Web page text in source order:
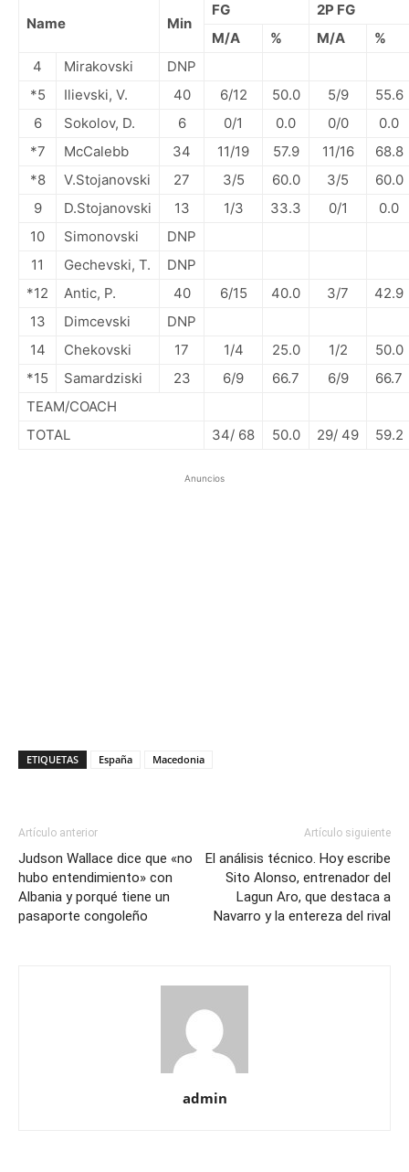
Name Min
FG
2P FG
M/A
% M/A
%
4
Mirakovski
DNP
*5
Ilievski, V. 40 6/12 50.0 5/9
55.6
6
Sokolov, D. 6 0/1 0.0 0/0
0.0
*7
McCalebb 34 11/19 57.9 11/16
68.8
*8
V.Stojanovski 27 3/5 60.0 3/5
60.0
9
D.Stojanovski 13 1/3 33.3 0/1
0.0
10
Simonovski
DNP
11
Gechevski, T.
DNP
*12
Antic, P. 40 6/15 40.0 3/7
42.9
13
Dimcevski
DNP
14
Chekovski 17 1/4 25.0 1/2
50.0
*15
Samardziski 23 6/9 66.7 6/9
66.7
TEAM/COACH
TOTAL
34/ 68 50.0 29/ 49 59.2
Anuncios
ETIQUETAS España Macedonia
Artículo anterior
Judson Wallace dice que «no
hubo entendimiento» con
Albania y porqué tiene un
pasaporte congoleño
Artículo siguiente
El análisis técnico. Hoy escribe
Sito Alonso, entrenador del
Lagun Aro, que destaca a
Navarro y la entereza del rival
admin